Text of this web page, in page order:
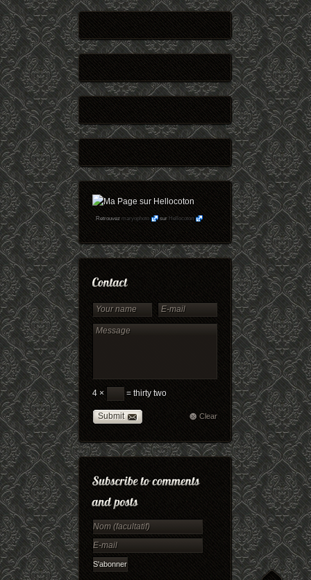
Retrouvezmaryophoto surHellocoton
4 × = thirty two
Submit Clear